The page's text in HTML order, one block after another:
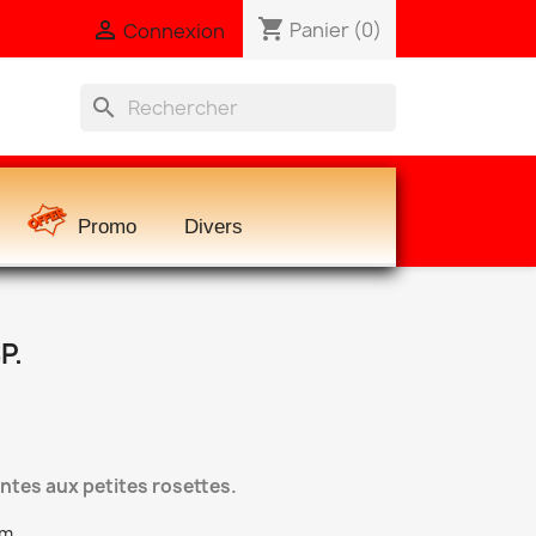
 Connexion shopping_cart Panier (0)
search
Promo Divers
aux petites rosettes.